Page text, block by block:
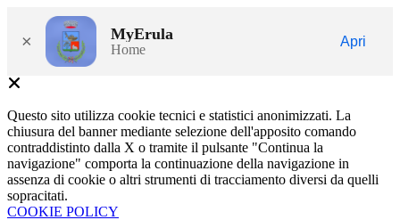
× MyErula
Home
Apri
Questo sito utilizza cookie tecnici e statistici anonimizzati. La
chiusura del banner mediante selezione dell'apposito comando
contraddistinto dalla X o tramite il pulsante "Continua la
navigazione" comporta la continuazione della navigazione in
assenza di cookie o altri strumenti di tracciamento diversi da quelli
sopracitati.
COOKIE POLICY